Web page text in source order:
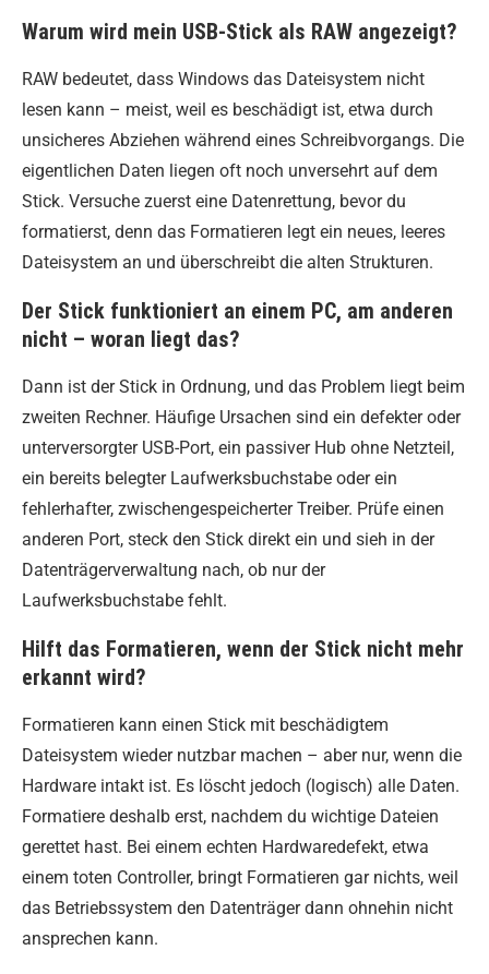
Warum wird mein USB-Stick als RAW angezeigt?
RAW bedeutet, dass Windows das Dateisystem nicht
lesen kann – meist, weil es beschädigt ist, etwa durch
unsicheres Abziehen während eines Schreibvorgangs. Die
eigentlichen Daten liegen oft noch unversehrt auf dem
Stick. Versuche zuerst eine Datenrettung, bevor du
formatierst, denn das Formatieren legt ein neues, leeres
Dateisystem an und überschreibt die alten Strukturen.
Der Stick funktioniert an einem PC, am anderen
nicht – woran liegt das?
Dann ist der Stick in Ordnung, und das Problem liegt beim
zweiten Rechner. Häufige Ursachen sind ein defekter oder
unterversorgter USB-Port, ein passiver Hub ohne Netzteil,
ein bereits belegter Laufwerksbuchstabe oder ein
fehlerhafter, zwischengespeicherter Treiber. Prüfe einen
anderen Port, steck den Stick direkt ein und sieh in der
Datenträgerverwaltung nach, ob nur der
Laufwerksbuchstabe fehlt.
Hilft das Formatieren, wenn der Stick nicht mehr
erkannt wird?
Formatieren kann einen Stick mit beschädigtem
Dateisystem wieder nutzbar machen – aber nur, wenn die
Hardware intakt ist. Es löscht jedoch (logisch) alle Daten.
Formatiere deshalb erst, nachdem du wichtige Dateien
gerettet hast. Bei einem echten Hardwaredefekt, etwa
einem toten Controller, bringt Formatieren gar nichts, weil
das Betriebssystem den Datenträger dann ohnehin nicht
ansprechen kann.